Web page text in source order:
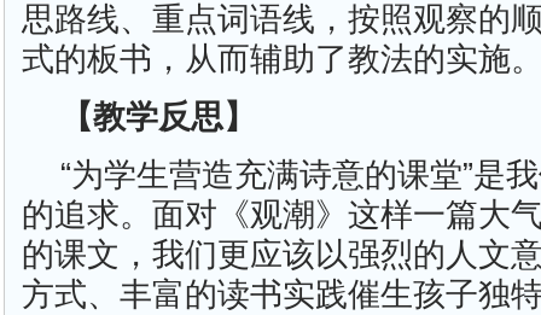
思路线、重点词语线，按照观察的
式的板书，从而辅助了教法的实施
【教学反思】
“为学生营造充满诗意的课堂”是
的追求。面对《观潮》这样一篇大
的课文，我们更应该以强烈的人文
方式、丰富的读书实践催生孩子独